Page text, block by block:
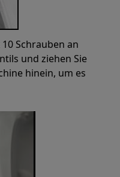
Schrauben an
und ziehen Sie
hinein, um es